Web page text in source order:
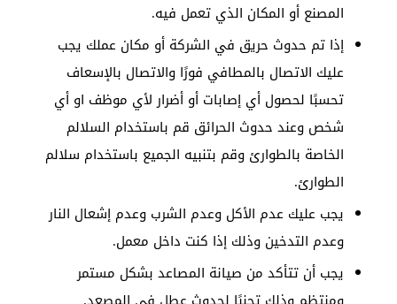
المصنع أو المكان الذي تعمل فيه.
إذا تم حدوث حريق في الشركة أو مكان عملك يجب
عليك الاتصال بالمطافي فورًا والاتصال بالإسعاف
تحسبًا لحصول أي إصابات أو أضرار لأي موظف او أي
شخص وعند حدوث الحرائق قم باستخدام السلالم
الخاصة بالطوارئ وقم بتنبيه الجميع باستخدام سلالم
الطوارئ.
يجب عليك عدم الأكل وعدم الشرب وعدم إشعال النار
وعدم التدخين وذلك إذا كنت داخل معمل.
يجب أن تتأكد من صيانة المصاعد بشكل مستمر